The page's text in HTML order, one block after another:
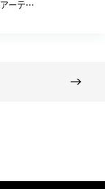
ーティ
→